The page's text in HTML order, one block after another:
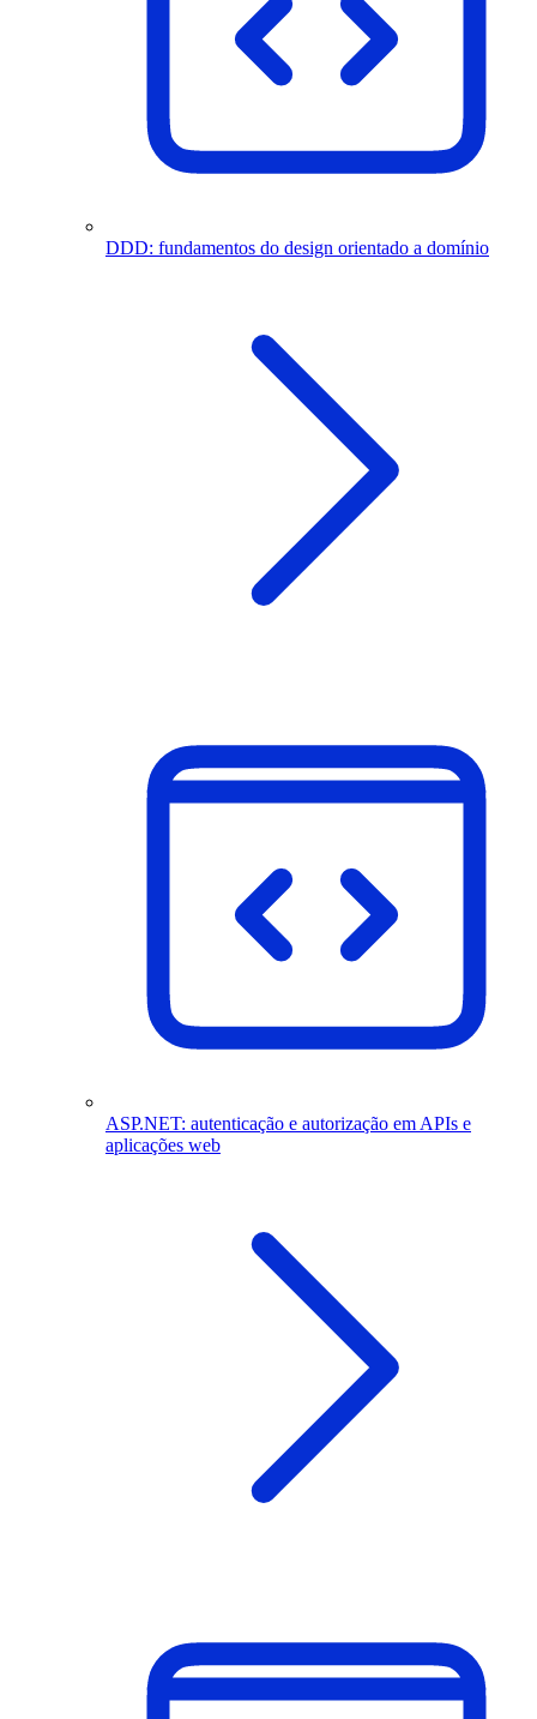
DDD: fundamentos do design orientado a domínio
ASP.NET: autenticação e autorização em APIs e
aplicações web